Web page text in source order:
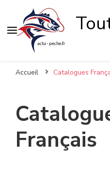
Accueil Catalogues
Français